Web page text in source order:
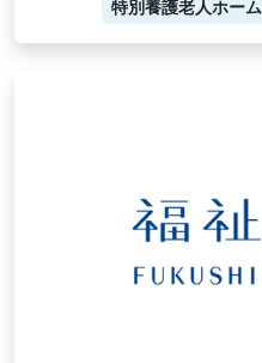
特別養護老人ホーム